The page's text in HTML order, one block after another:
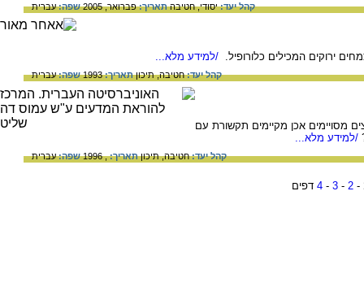
קהל יעד:יסודי,חטיבהתאריך:פברואר, 2005 שפה:עברית
ירוקים המכילים כלורופיל. /למידע מלא...
קהל יעד:חטיבה,תיכוןתאריך:1993 שפה:עברית
מסויימים אכן מקיימים תקשורת עם
/למידע מלא...
קהל יעד:חטיבה,תיכוןתאריך:, 1996 שפה:עברית
-
2
-
3
-
4 דפים